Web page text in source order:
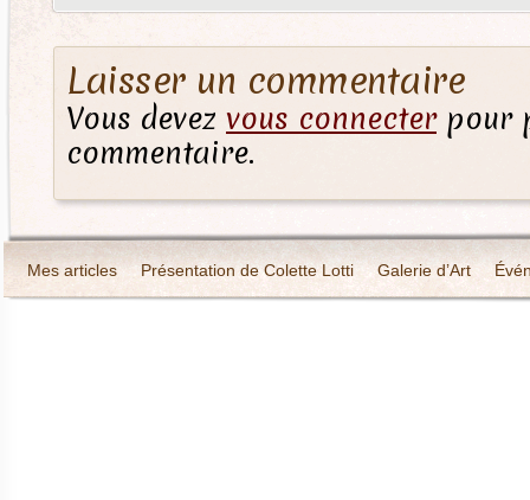
Laisser un commentaire
Vous devez vous connecterpour
commentaire.
Mes articles Présentation de Colette Lotti Galerie d’Art